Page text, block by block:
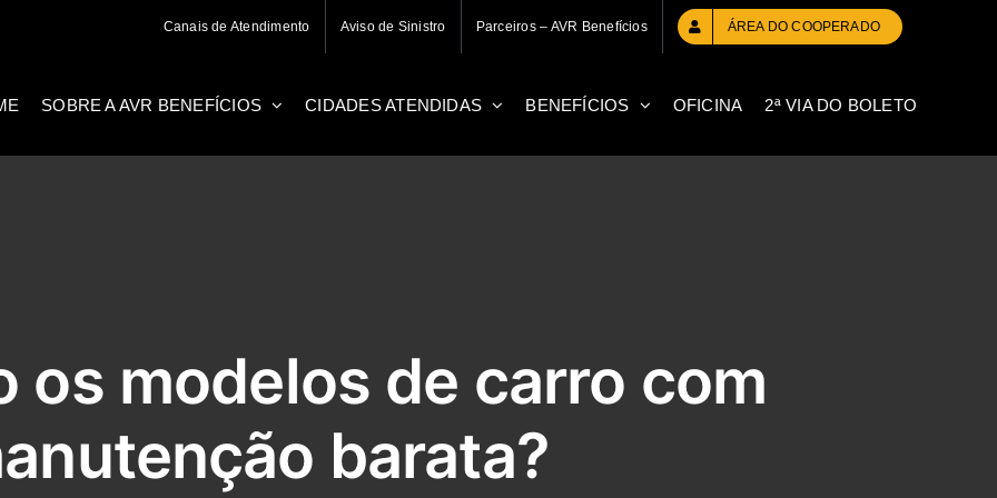
Canais de Atendimento Aviso de Sinistro Parceiros – AVR Benefícios ÁREA DO COOPERADO
SOBRE A AVR BENEFÍCIOS CIDADES ATENDIDAS BENEFÍCIOS OFICINA 2ª VIA DO BOLETO
os modelos de carro com
barata?